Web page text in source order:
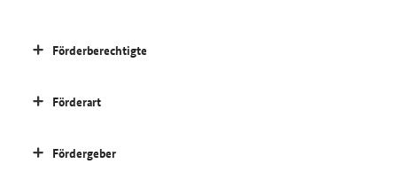
Förderberechtigte
Förderart
Fördergeber